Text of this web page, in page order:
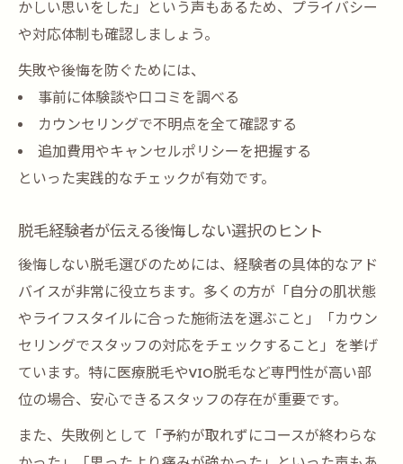
かしい思いをした」という声もあるため、プライバシー
や対応体制も確認しましょう。
失敗や後悔を防ぐためには、
事前に体験談や口コミを調べる
カウンセリングで不明点を全て確認する
追加費用やキャンセルポリシーを把握する
といった実践的なチェックが有効です。
脱毛経験者が伝える後悔しない選択のヒント
後悔しない脱毛選びのためには、経験者の具体的なアド
バイスが非常に役立ちます。多くの方が「自分の肌状態
やライフスタイルに合った施術法を選ぶこと」「カウン
セリングでスタッフの対応をチェックすること」を挙げ
ています。特に医療脱毛やVIO脱毛など専門性が高い部
位の場合、安心できるスタッフの存在が重要です。
また、失敗例として「予約が取れずにコースが終わらな